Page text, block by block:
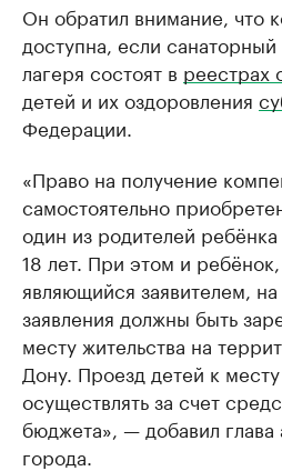
Он обратил внимание, что
доступна, если
лагеря состоят в реестрах
детей и их оздоровления
Федерации.
«Право на получение
самостоятельно
один из родителей
18 лет. При этом и ребёнок,
являющийся заявителем, на
заявления должны быть
месту жительства на
Дону. Проезд детей к
осуществлять за счет
бюджета», — добавил
города.